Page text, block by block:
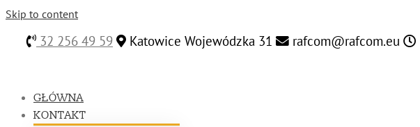
Skip to content
32 256 49 59 Katowice Wojewódzka 31 rafcom@rafcom.eu
GŁÓWNA
KONTAKT